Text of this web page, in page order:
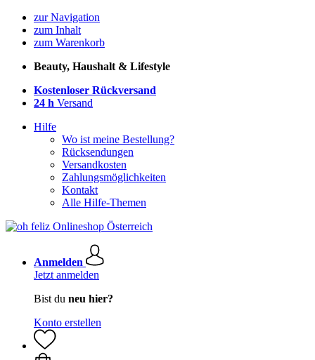
zur Navigation
zum Inhalt
zum Warenkorb
Beauty, Haushalt & Lifestyle
Kostenloser Rückversand
24 h Versand
Hilfe
Wo ist meine Bestellung?
Rücksendungen
Versandkosten
Zahlungsmöglichkeiten
Kontakt
Alle Hilfe-Themen
Anmelden
Jetzt anmelden
Bist du neu hier?
Konto erstellen